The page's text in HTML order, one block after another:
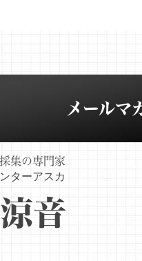
メールマ
集の専門家
ターアスカ
音